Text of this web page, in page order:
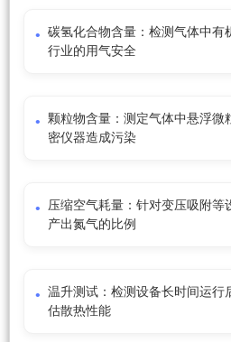
碳氢化合物含量：检测气体中有
行业的用气安全
颗粒物含量：测定气体中悬浮微
密仪器造成污染
压缩空气耗量：针对变压吸附等
产出氮气的比例
温升测试：检测设备长时间运行
估散热性能